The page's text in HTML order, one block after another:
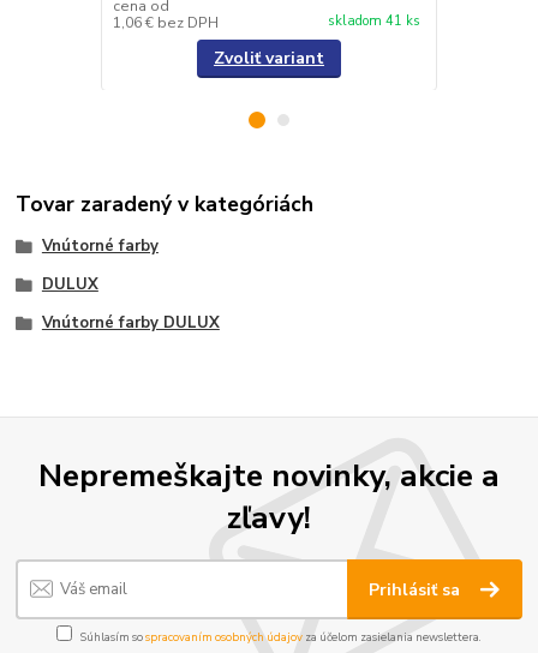
cena od
1,06 € bez DPH skladom 41 ks
Zvoliť variant
Tovar zaradený v kategóriách
Vnútorné farby
DULUX
Vnútorné farby DULUX
Nepremeškajte novinky, akcie a
zľavy!
Prihlásiť sa
Súhlasím sospracovaním osobných údajov za účelom zasielania newslettera.